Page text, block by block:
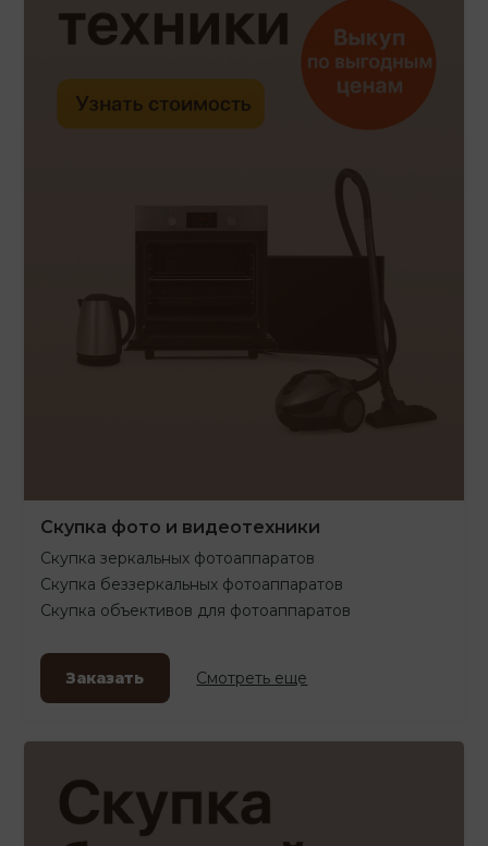
Скупка фото и видеотехники
Скупка зеркальных фотоаппаратов
Скупка беззеркальных фотоаппаратов
Скупка объективов для фотоаппаратов
Заказать Смотреть еще